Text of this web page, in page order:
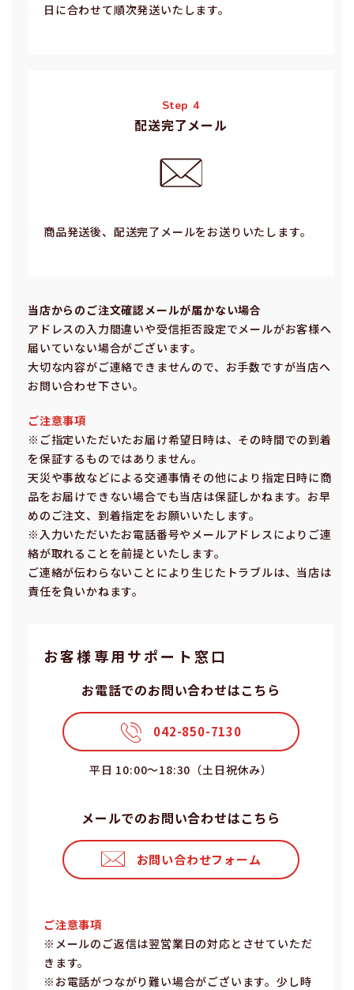
⽇に合わせて順次発送いたします。
Step 4
配送完了メール
商品発送後、配送完了メールをお送りいたします。
当店からのご注⽂確認メールが届かない場合
アドレスの⼊⼒間違いや受信拒否設定でメールがお客様へ
届いていない場合がございます。
⼤切な内容がご連絡できませんので、お⼿数ですが当店へ
お問い合わせ下さい。
ご注意事項
※ご指定いただいたお届け希望⽇時は、その時間での到着
を保証するものではありません。
天災や事故などによる交通事情その他により指定⽇時に商
品をお届けできない場合でも当店は保証しかねます。お早
めのご注⽂、到着指定をお願いいたします。
※⼊⼒いただいたお電話番号やメールアドレスによりご連
絡が取れることを前提といたします。
ご連絡が伝わらないことにより⽣じたトラブルは、当店は
責任を負いかねます。
お客様専⽤サポート窓⼝
お電話でのお問い合わせはこちら
042-850-7130
平⽇ 10:00〜18:30（⼟⽇祝休み）
メールでのお問い合わせはこちら
お問い合わせフォーム
ご注意事項
※メールのご返信は翌営業⽇の対応とさせていただ
きます。
※お電話がつながり難い場合がございます。少し時